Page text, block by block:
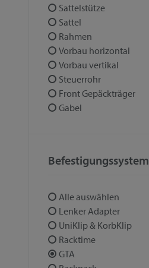
Sattelstütze
Sattel
Rahmen
Vorbau horizontal
Vorbau vertikal
Steuerrohr
Front Gepäckträger
Gabel
Befestigungssystem
Alle auswählen
Lenker Adapter
UniKlip & KorbKlip
Racktime
GTA